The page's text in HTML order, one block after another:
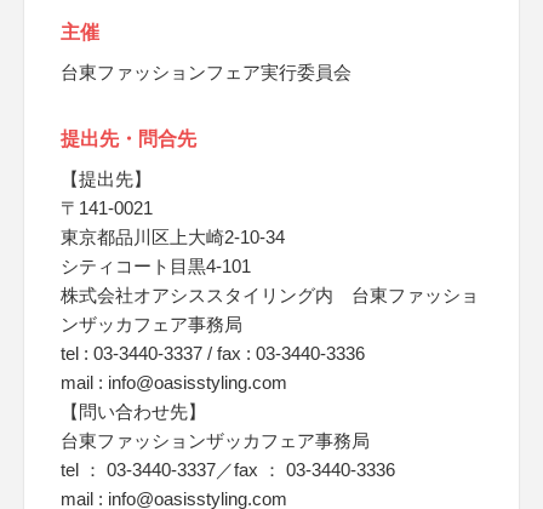
主催
台東ファッションフェア実行委員会
提出先・問合先
【提出先】
〒141-0021
東京都品川区上大崎2-10-34
シティコート目黒4-101
株式会社オアシススタイリング内 台東ファッショ
ンザッカフェア事務局
tel : 03-3440-3337 / fax : 03-3440-3336
mail : info@oasisstyling.com
【問い合わせ先】
台東ファッションザッカフェア事務局
tel ： 03-3440-3337／fax ： 03-3440-3336
mail : info@oasisstyling.com